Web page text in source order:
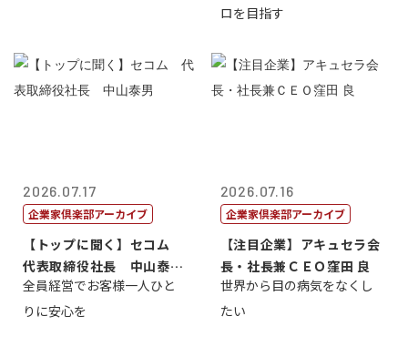
ロを目指す
2026.07.17
企業家倶楽部アーカイブ
【トップに聞く】セコム
代表取締役社長 中山泰
男
全員経営でお客様一人ひと
りに安心を
2026.07.16
企業家倶楽部アーカイブ
【注目企業】アキュセラ会
長・社長兼ＣＥＯ窪田 良
世界から目の病気をなくし
たい